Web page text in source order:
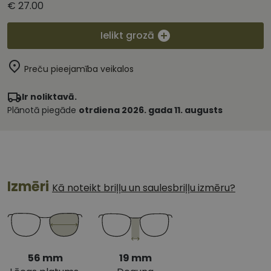
€ 27.00
Ielikt grozā
Preču pieejamība veikalos
Ir noliktavā.
Plānotā piegāde otrdiena 2026. gada 11. augusts
Izmēri Kā noteikt briļļu un saulesbriļļu izmēru?
56 mm
19 mm